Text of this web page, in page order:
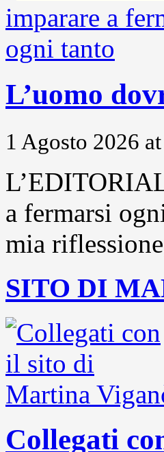
L’uomo
1 Agosto 2026
a fermarsi
mia
SITO DI
Collegati